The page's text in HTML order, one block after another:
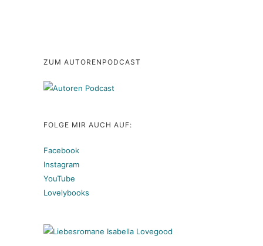
ZUM AUTORENPODCAST
FOLGE MIR AUCH AUF:
Facebook
Instagram
YouTube
Lovelybooks